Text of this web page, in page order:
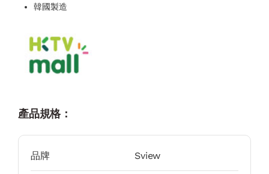
韓國製造
產品規格：
品牌 Sview